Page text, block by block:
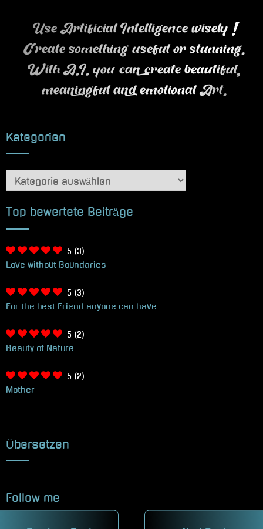
Use Artificial Intelligence wisely !
Create something useful or stunning.
With A.I. you can create beautiful,
meaningful and emotional Art.
Kategorien
Kategorien
Top bewertete Beiträge
5 (3)
Love without Boundaries
5 (3)
For the best Friend anyone can have
5 (2)
Beauty of Nature
5 (2)
Mother
Übersetzen
Follow me